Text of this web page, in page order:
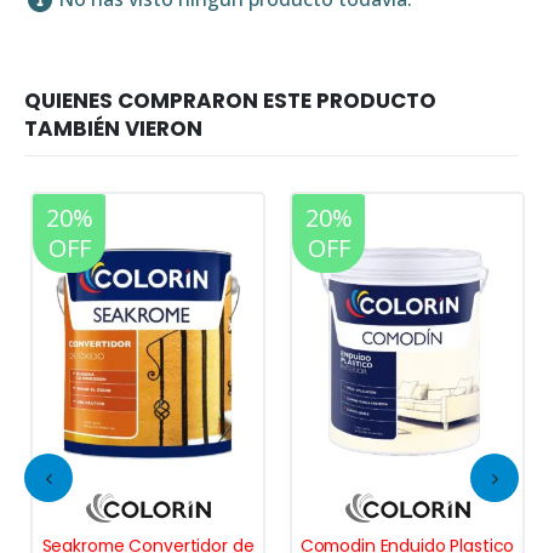
20%
OFF
Seakrome Convertidor de
20%
OFF
Comodin Enduido Plastico